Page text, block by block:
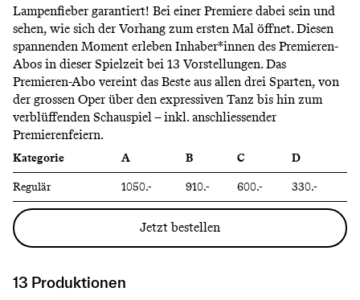
Lampenfieber garantiert! Bei einer Premiere dabei sein und
sehen, wie sich der Vorhang zum ersten Mal öffnet. Diesen
spannenden Moment erleben Inhaber*innen des Premieren-
Abos in dieser Spielzeit bei 13 Vorstellungen. Das
Premieren-Abo vereint das Beste aus allen drei Sparten, von
der grossen Oper über den expressiven Tanz bis hin zum
verblüffenden Schauspiel – inkl. anschliessender
Premierenfeiern.
Kategorie A B C
D
Regulär
1050.- 910.- 600.- 330.-
Jetzt bestellen
13 Produktionen